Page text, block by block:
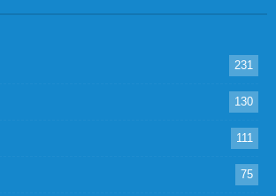
231
130
111
75